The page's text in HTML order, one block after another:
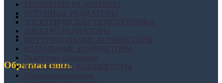
Обратная связь
НАСТЕННЫЕ КОНВЕКТОРЫ